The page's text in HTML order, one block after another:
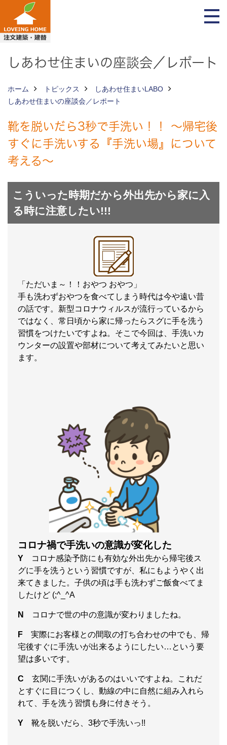
しあわせ住まいの座談会／レポート
ホーム トピックス
しあわせ住まいLABO
しあわせ住まいの座談会／レポート
靴を脱いだら3秒で手洗い！！ ～帰宅後
すぐに手洗いする『手洗い場』について
考える～
こういった時期だから外出先から家に入
る時に注意したい!!!
「ただいま～！！おやつ おやつ」
手も洗わずおやつを食べてしまう時代は今や遠い昔
の話です。新型コロナウィルスが流行っているから
ではなく、常日頃から家に帰ったらスグに手を洗う
習慣をつけたいですよね。そこで今回は、手洗いカ
ウンターの設置や部材について考えてみたいと思い
ます。
コロナ禍で手洗いの意識が変化した
Y コロナ感染予防にも有効な外出先から帰宅後ス
グに手を洗うという習慣ですが、私にもようやく出
来てきました。子供の頃は手も洗わずご飯食べてま
したけど (;^_^A
N コロナで世の中の意識が変わりましたね。
F 実際にお客様との間取の打ち合わせの中でも、帰
宅後すぐに手洗いが出来るようにしたい…という要
望は多いです。
C 玄関に手洗いがあるのはいいですよね。これだ
とすぐに目につくし、動線の中に自然に組み入れら
れて、手を洗う習慣も身に付きそう。
Y 靴を脱いだら、3秒で手洗いっ!!